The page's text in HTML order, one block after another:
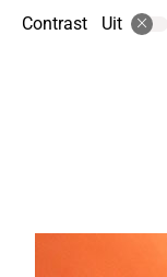
Contrast Uit